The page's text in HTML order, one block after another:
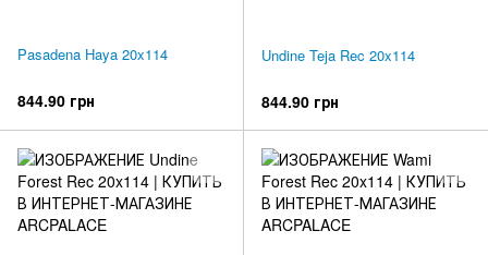
Pasadena Haya 20x114
844.90 грн
Undine Teja Rec 20x114
844.90 грн